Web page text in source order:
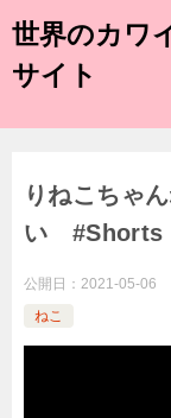
世界のカワ
サイト
りねこちゃ
い #Shorts
公開日： 2021-05-06
ねこ